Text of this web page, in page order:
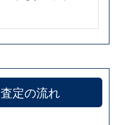
定の流れ